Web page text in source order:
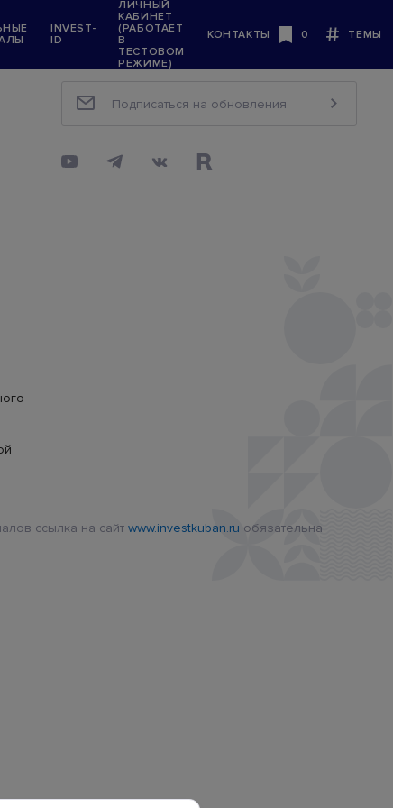
INVEST-
ID
ЛИЧНЫЙ
КАБИНЕТ
(РАБОТАЕТ
В
ТЕСТОВОМ
РЕЖИМЕ)
КОНТАКТЫ 0 ТЕМЫ
Будь в курсе
ссылка на сайт www.investkuban.ru обязательна